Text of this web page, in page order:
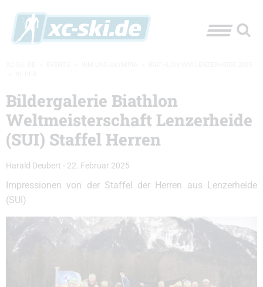
Bildergalerie Biathlon
Weltmeisterschaft Lenzerheide
(SUI) Staffel Herren
Harald Deubert - 22. Februar 2025
Impressionen von der Staffel der Herren aus Lenzerheide
(SUI)